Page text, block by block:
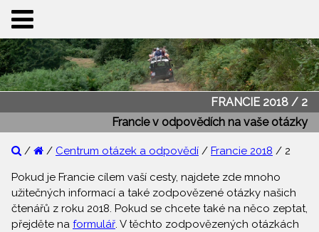
FRANCIE 2018 / 2
Francie v odpovědích na vaše otázky
/ / Centrum otázek a odpovědí / Francie 2018 / 2
Pokud je Francie cílem vaší cesty, najdete zde mnoho
užitečných informací a také zodpovězené otázky našich
čtenářů z roku 2018. Pokud se chcete také na něco zeptat,
přejděte na formulář. V těchto zodpovězených otázkách